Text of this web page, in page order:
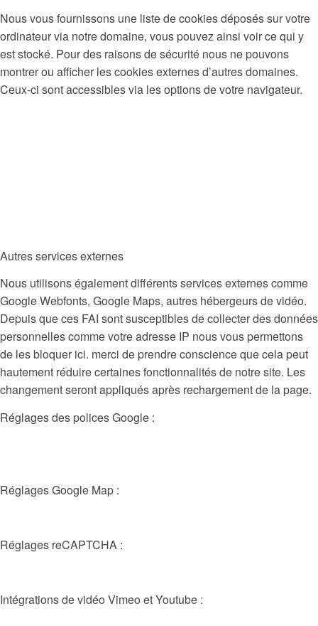
Nous vous fournissons une liste de cookies déposés sur votre
ordinateur via notre domaine, vous pouvez ainsi voir ce qui y
est stocké. Pour des raisons de sécurité nous ne pouvons
montrer ou afficher les cookies externes d’autres domaines.
Ceux-ci sont accessibles via les options de votre navigateur.
Autres services externes
Nous utilisons également différents services externes comme
Google Webfonts, Google Maps, autres hébergeurs de vidéo.
Depuis que ces FAI sont susceptibles de collecter des données
personnelles comme votre adresse IP nous vous permettons
de les bloquer ici. merci de prendre conscience que cela peut
hautement réduire certaines fonctionnalités de notre site. Les
changement seront appliqués après rechargement de la page.
Réglages des polices Google :
Réglages Google Map :
Réglages reCAPTCHA :
Intégrations de vidéo Vimeo et Youtube :